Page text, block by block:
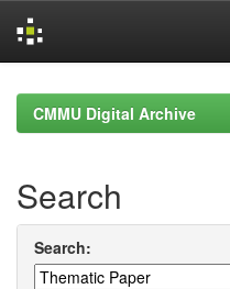
navigationCMMU Digital Archive
Search
Search: